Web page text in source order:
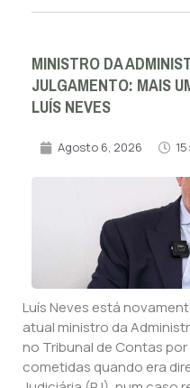
MINISTRO DA
JULGAMENTO: MAIS
LUÍS NEVES
Agosto 6, 2026
Luís Neves está
atual ministro da
no Tribunal de Contas
cometidas quando era